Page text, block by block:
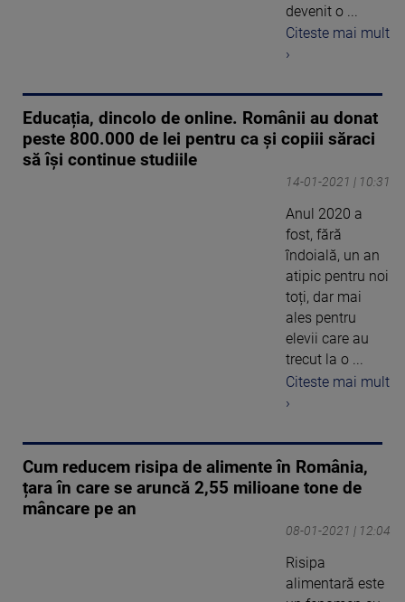
devenit o ...
Citeste mai mult
›
Educația, dincolo de online. Românii au donat
peste 800.000 de lei pentru ca și copiii săraci
să își continue studiile
14-01-2021 | 10:31
Anul 2020 a
fost, fără
îndoială, un an
atipic pentru noi
toți, dar mai
ales pentru
elevii care au
trecut la o ...
Citeste mai mult
›
Cum reducem risipa de alimente în România,
țara în care se aruncă 2,55 milioane tone de
mâncare pe an
08-01-2021 | 12:04
Risipa
alimentară este